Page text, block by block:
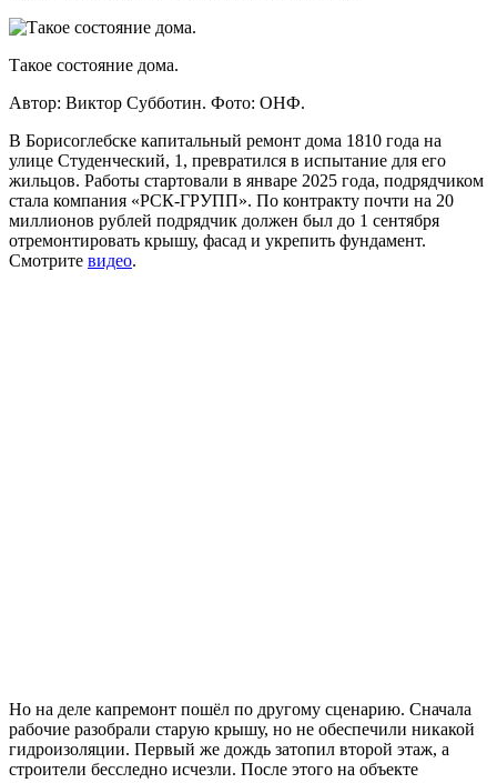
Такое состояние дома.
Автор: Виктор Субботин. Фото: ОНФ.
В Борисоглебске капитальный ремонт дома 1810 года на
улице Студенческий, 1, превратился в испытание для его
жильцов. Работы стартовали в январе 2025 года, подрядчиком
стала компания «РСК-ГРУПП». По контракту почти на 20
миллионов рублей подрядчик должен был до 1 сентября
отремонтировать крышу, фасад и укрепить фундамент.
Смотрите видео.
Но на деле капремонт пошёл по другому сценарию. Сначала
рабочие разобрали старую крышу, но не обеспечили никакой
гидроизоляции. Первый же дождь затопил второй этаж, а
строители бесследно исчезли. После этого на объекте